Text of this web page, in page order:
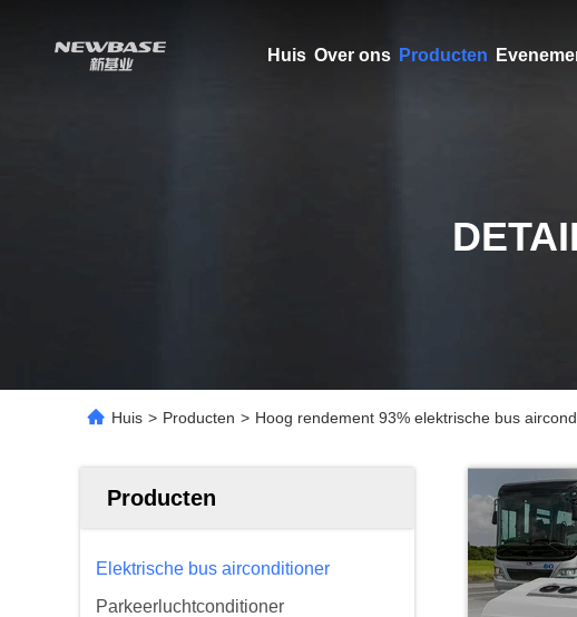
Huis Over ons Producten
Huis > Producten > Hoog rendement 93% elektrische bus
Producten
Elektrische bus airconditioner
Parkeerluchtconditioner